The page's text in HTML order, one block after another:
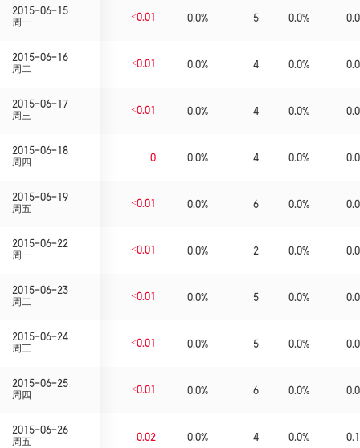
2015-06-15
周一
<0.01 0.0% 5 0.0% 0.0
2015-06-16
周二
<0.01 0.0% 4 0.0% 0.0
2015-06-17
周三
<0.01 0.0% 4 0.0% 0.0
2015-06-18
周四
0 0.0% 4 0.0% 0.0
2015-06-19
周五
<0.01 0.0% 6 0.0% 0.0
2015-06-22
周一
<0.01 0.0% 2 0.0% 0.0
2015-06-23
周二
<0.01 0.0% 5 0.0% 0.0
2015-06-24
周三
<0.01 0.0% 5 0.0% 0.0
2015-06-25
周四
<0.01 0.0% 6 0.0% 0.0
2015-06-26
周五
0.02 0.0% 4 0.0% 0.1